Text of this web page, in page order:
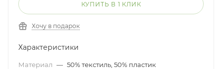
КУПИТЬ В 1 КЛИК
Хочу в подарок
Характеристики
Материал — 50% текстиль, 50% пластик